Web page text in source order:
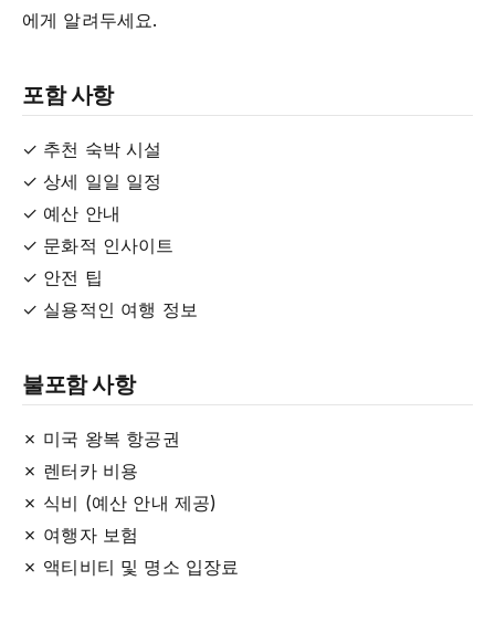
에게 알려두세요.
포함 사항
✓ 추천 숙박 시설
✓ 상세 일일 일정
✓ 예산 안내
✓ 문화적 인사이트
✓ 안전 팁
✓ 실용적인 여행 정보
불포함 사항
✗ 미국 왕복 항공권
✗ 렌터카 비용
✗ 식비 (예산 안내 제공)
✗ 여행자 보험
✗ 액티비티 및 명소 입장료